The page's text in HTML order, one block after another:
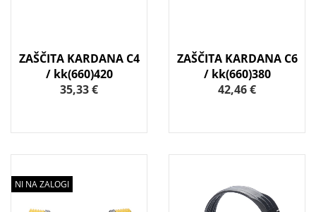
ZAŠČITA KARDANA C4
/ kk(660)420
35,33 €
ZAŠČITA KARDANA C6
/ kk(660)380
42,46 €
NI NA ZALOGI